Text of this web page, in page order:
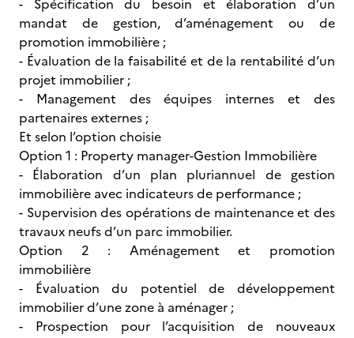
- Spécification du besoin et élaboration d’un
mandat de gestion, d’aménagement ou de
promotion immobilière ;
- Évaluation de la faisabilité et de la rentabilité d’un
projet immobilier ;
- Management des équipes internes et des
partenaires externes ;
Et selon l’option choisie
Option 1 : Property manager-Gestion Immobilière
- Élaboration d’un plan pluriannuel de gestion
immobilière avec indicateurs de performance ;
- Supervision des opérations de maintenance et des
travaux neufs d’un parc immobilier.
Option 2 : Aménagement et promotion
immobilière
- Évaluation du potentiel de développement
immobilier d’une zone à aménager ;
- Prospection pour l’acquisition de nouveaux